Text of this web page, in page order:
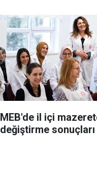
MEB'de il içi
değiştirme sonuçları